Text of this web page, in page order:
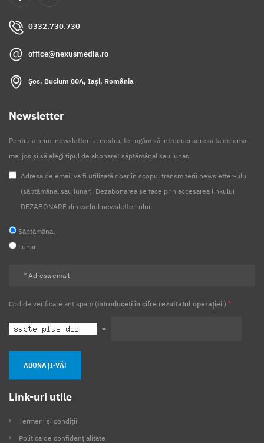
0332.730.730
office@nexusmedia.ro
Șos. Bucium 80A, Iași, România
Newsletter
Pentru a primi newsletter-ul nostru, te rugăm să introduci adresa ta de email
mai jos și să alegi tipul de abonare: săptămânal sau lunar.
Adresa de email va fi utilizată doar în scopul transmiterii newsletter-ului
(săptămânal sau lunar). Dezabonarea se face prin accesarea linkului
DEZABONARE din cadrul newsletter-ului.
Săptămânal
Lunar
Cod de verificare antispam (introduceți în cifre rezultatul operației ) *
=
ABONAȚI-VĂ!
Link-uri utile
Termeni și condiții
Politica de confidențialitate